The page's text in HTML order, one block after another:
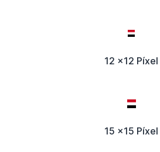
12 x12 Píxel
15 x15 Píxel